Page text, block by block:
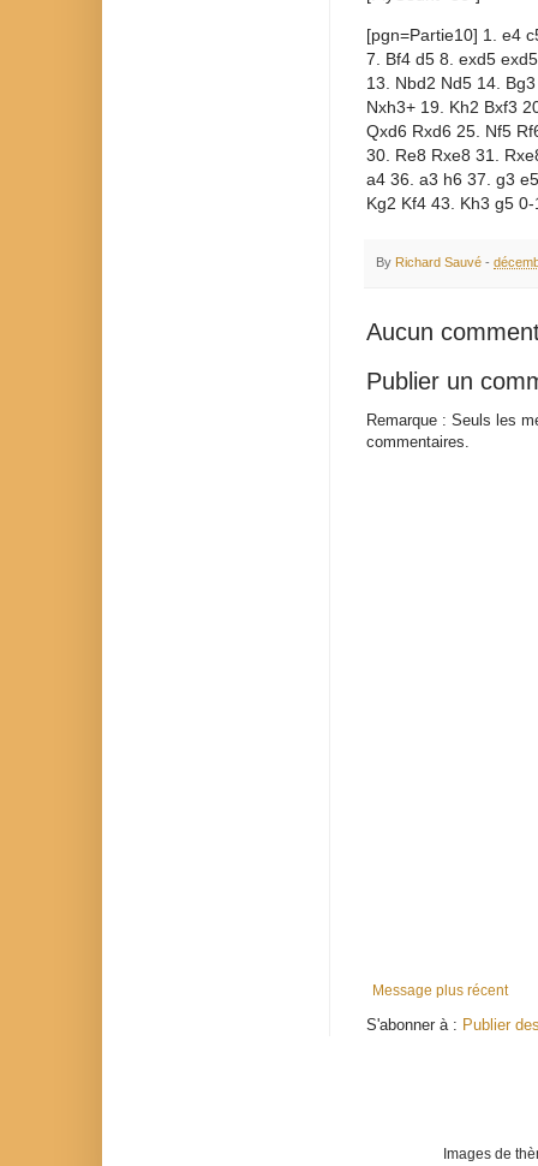
[pgn=Partie10] 1. e4
7. Bf4 d5 8. exd5
13. Nbd2 Nd5 14.
Nxh3+ 19. Kh2 Bxf3
Qxd6 Rxd6 25. Nf5
30. Re8 Rxe8 31.
a4 36. a3 h6 37. g3
Kg2 Kf4 43. Kh3 g5
By Richard Sauvé -
Aucun
Publier un
Remarque : Seuls les
commentaires.
Message plus récent
S'abonner à : Publier
Images de